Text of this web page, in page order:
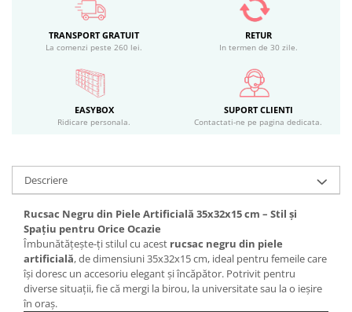
TRANSPORT GRATUIT
La comenzi peste 260 lei.
RETUR
In termen de 30 zile.
EASYBOX
Ridicare personala.
SUPORT CLIENTI
Contactati-ne pe pagina dedicata.
Descriere
Rucsac Negru din Piele Artificială 35x32x15 cm – Stil și
Spațiu pentru Orice Ocazie
Îmbunătățește-ți stilul cu acest rucsac negru din piele
artificială, de dimensiuni 35x32x15 cm, ideal pentru femeile care
își doresc un accesoriu elegant și încăpător. Potrivit pentru
diverse situații, fie că mergi la birou, la universitate sau la o ieșire
în oraș.